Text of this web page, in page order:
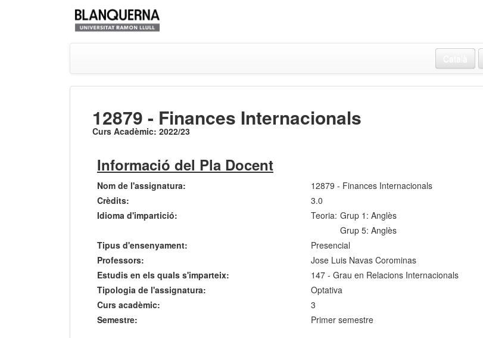
12879 - Finances Internacionals
Curs Acadèmic: 2022/23
Informació del Pla Docent
Nom de l'assignatura:
12879 - Finances Internacionals
Crèdits:
3.0
Idioma d'impartició:
Teoria: Grup 1: Anglès
Grup 5: Anglès
Tipus d'ensenyament:
Presencial
Professors:
Jose Luis Navas Corominas
Estudis en els quals s'imparteix:
147 - Grau en Relacions Internacionals
Tipologia de l'assignatura:
Optativa
Curs acadèmic:
3
Semestre:
Primer semestre